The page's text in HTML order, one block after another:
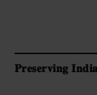
𝐏𝐫𝐞𝐬𝐞𝐫𝐯𝐢𝐧𝐠